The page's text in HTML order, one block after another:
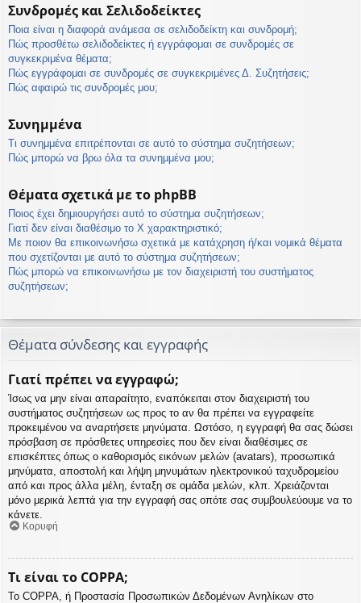
Συνδρομές και Σελιδοδείκτες
Ποια είναι η διαφορά ανάμεσα σε σελιδοδείκτη και συνδρομή;
Πώς προσθέτω σελιδοδείκτες ή εγγράφομαι σε συνδρομές σε
συγκεκριμένα θέματα;
Πώς εγγράφομαι σε συνδρομές σε συγκεκριμένες Δ. Συζητήσεις;
Πώς αφαιρώ τις συνδρομές μου;
Συνημμένα
Τι συνημμένα επιτρέπονται σε αυτό το σύστημα συζητήσεων;
Πώς μπορώ να βρω όλα τα συνημμένα μου;
Θέματα σχετικά με το phpBB
Ποιος έχει δημιουργήσει αυτό το σύστημα συζητήσεων;
Γιατί δεν είναι διαθέσιμο το Χ χαρακτηριστικό;
Με ποιον θα επικοινωνήσω σχετικά με κατάχρηση ή/και νομικά θέματα
που σχετίζονται με αυτό το σύστημα συζητήσεων;
Πώς μπορώ να επικοινωνήσω με τον διαχειριστή του συστήματος
συζητήσεων;
Θέματα σύνδεσης και εγγραφής
Γιατί πρέπει να εγγραφώ;
Ίσως να μην είναι απαραίτητο, εναπόκειται στον διαχειριστή του
συστήματος συζητήσεων ως προς το αν θα πρέπει να εγγραφείτε
προκειμένου να αναρτήσετε μηνύματα. Ωστόσο, η εγγραφή θα σας δώσει
πρόσβαση σε πρόσθετες υπηρεσίες που δεν είναι διαθέσιμες σε
επισκέπτες όπως ο καθορισμός εικόνων μελών (avatars), προσωπικά
μηνύματα, αποστολή και λήψη μηνυμάτων ηλεκτρονικού ταχυδρομείου
από και προς άλλα μέλη, ένταξη σε ομάδα μελών, κλπ. Χρειάζονται
μόνο μερικά λεπτά για την εγγραφή σας οπότε σας συμβουλεύουμε να το
κάνετε.
Κορυφή
Τι είναι το COPPA;
Το COPPA, ή Προστασία Προσωπικών Δεδομένων Ανηλίκων στο